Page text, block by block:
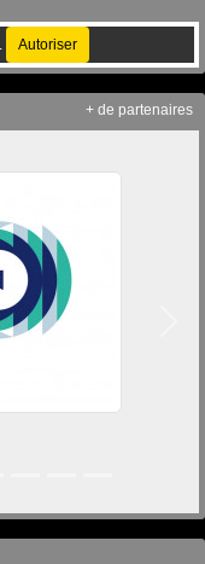
Autoriser
+ de partenaires